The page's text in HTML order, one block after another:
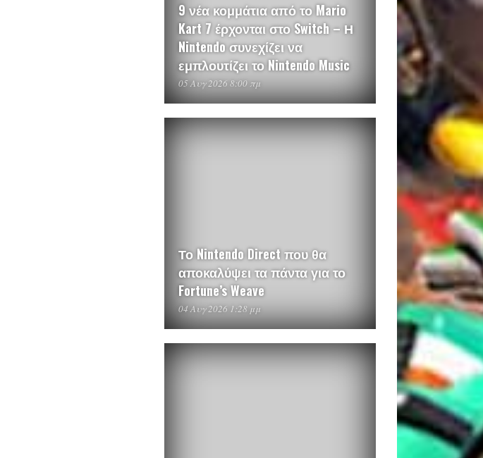
9 νέα κομμάτια από το Mario
Kart 7 έρχονται στο Switch – Η
Nintendo συνεχίζει να
εμπλουτίζει το Nintendo Music
05 Αυγ 2026 8:00 πμ
Το Nintendo Direct που θα
αποκαλύψει τα πάντα για το
Fortune’s Weave
04 Αυγ 2026 1:28 μμ